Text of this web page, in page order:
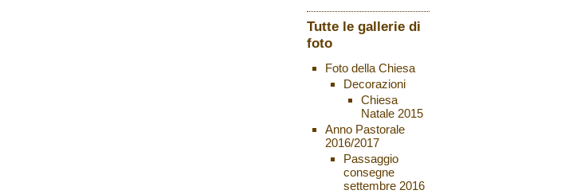
Tutte le gallerie di
foto
Foto della Chiesa
Decorazioni
Chiesa
Natale 2015
Anno Pastorale
2016/2017
Passaggio
consegne
settembre 2016